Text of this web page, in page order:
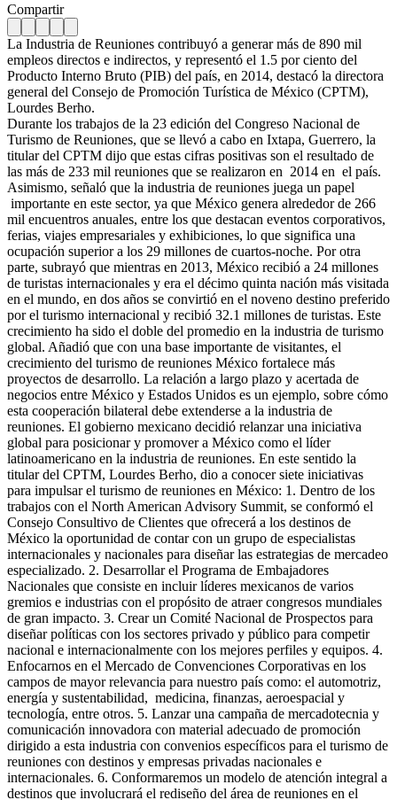
Compartir
La Industria de Reuniones contribuyó a generar más de 890 mil
empleos directos e indirectos, y representó el 1.5 por ciento del
Producto Interno Bruto (PIB) del país, en 2014, destacó la directora
general del Consejo de Promoción Turística de México (CPTM),
Lourdes Berho.
Durante los trabajos de la 23 edición del Congreso Nacional de
Turismo de Reuniones, que se llevó a cabo en Ixtapa, Guerrero, la
titular del CPTM dijo que estas cifras positivas son el resultado de
las más de 233 mil reuniones que se realizaron en 2014 en el país.
Asimismo, señaló que la industria de reuniones juega un papel
importante en este sector, ya que México genera alrededor de 266
mil encuentros anuales, entre los que destacan eventos corporativos,
ferias, viajes empresariales y exhibiciones, lo que significa una
ocupación superior a los 29 millones de cuartos-noche. Por otra
parte, subrayó que mientras en 2013, México recibió a 24 millones
de turistas internacionales y era el décimo quinta nación más visitada
en el mundo, en dos años se convirtió en el noveno destino preferido
por el turismo internacional y recibió 32.1 millones de turistas. Este
crecimiento ha sido el doble del promedio en la industria de turismo
global. Añadió que con una base importante de visitantes, el
crecimiento del turismo de reuniones México fortalece más
proyectos de desarrollo. La relación a largo plazo y acertada de
negocios entre México y Estados Unidos es un ejemplo, sobre cómo
esta cooperación bilateral debe extenderse a la industria de
reuniones. El gobierno mexicano decidió relanzar una iniciativa
global para posicionar y promover a México como el líder
latinoamericano en la industria de reuniones. En este sentido la
titular del CPTM, Lourdes Berho, dio a conocer siete iniciativas
para impulsar el turismo de reuniones en México: 1. Dentro de los
trabajos con el North American Advisory Summit, se conformó el
Consejo Consultivo de Clientes que ofrecerá a los destinos de
México la oportunidad de contar con un grupo de especialistas
internacionales y nacionales para diseñar las estrategias de mercadeo
especializado. 2. Desarrollar el Programa de Embajadores
Nacionales que consiste en incluir líderes mexicanos de varios
gremios e industrias con el propósito de atraer congresos mundiales
de gran impacto. 3. Crear un Comité Nacional de Prospectos para
diseñar políticas con los sectores privado y público para competir
nacional e internacionalmente con los mejores perfiles y equipos. 4.
Enfocarnos en el Mercado de Convenciones Corporativas en los
campos de mayor relevancia para nuestro país como: el automotriz,
energía y sustentabilidad, medicina, finanzas, aeroespacial y
tecnología, entre otros. 5. Lanzar una campaña de mercadotecnia y
comunicación innovadora con material adecuado de promoción
dirigido a esta industria con convenios específicos para el turismo de
reuniones con destinos y empresas privadas nacionales e
internacionales. 6. Conformaremos un modelo de atención integral a
destinos que involucrará el rediseño del área de reuniones en el